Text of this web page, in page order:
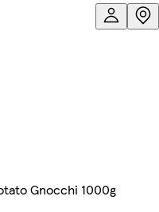
Gnocchi 1000g